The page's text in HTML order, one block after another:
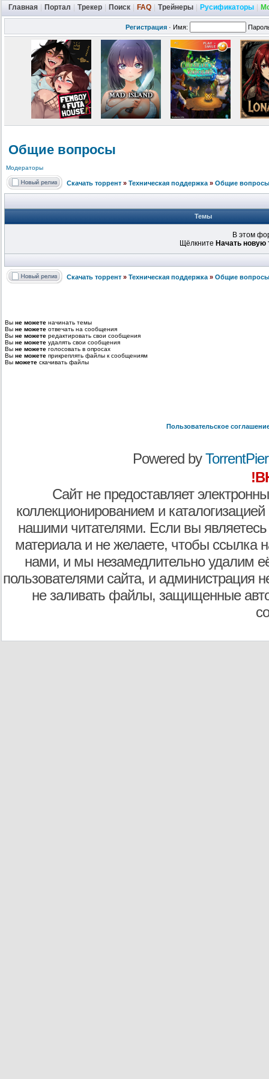
Главная Портал Трекер Поиск FAQ Трейнеры Русификаторы
Регистрация · Имя:
Общие вопросы
Модераторы
Скачать торрент » Техническая поддержка » Общие вопросы
Темы
В этом
Щёлкните Начать новую
Скачать торрент » Техническая поддержка » Общие вопросы
Вы не можете начинать темы
Вы не можете отвечать на сообщения
Вы не можете редактировать свои сообщения
Вы не можете удалять свои сообщения
Вы не можете голосовать в опросах
Вы не можете прикреплять файлы к сообщениям
Вы можете скачивать файлы
Пользовательское
Powered by
Сайт не предоставляет
коллекционированием и
нашими читателями. Если вы являетесь
материала и не желаете, чтобы ссылка
нами, и мы незамедлительно удалим
пользователями сайта, и администрация
не заливать файлы, защищенные